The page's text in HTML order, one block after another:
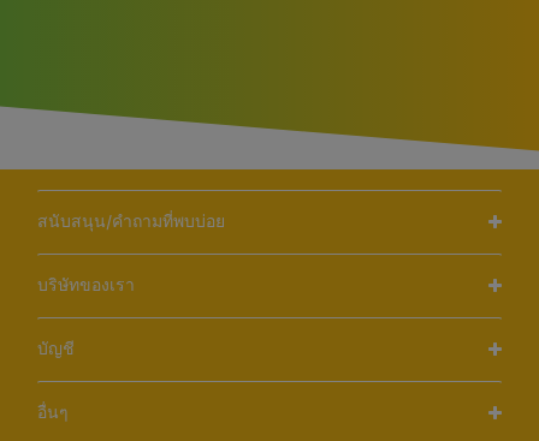
สนับสนุน/คำถามที่พบบ่อย
บริษัทของเรา
บัญชี
อื่นๆ